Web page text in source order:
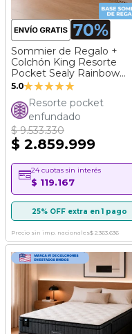
Sommier de Regalo +
Colchón King Resorte
Pocket Sealy Rainbow
(180x200)
5.0Valoración:
100%
Resorte pocket
enfundado
$ 9.533.330
$ 2.859.999
24 cuotas sin interés
$ 119.167
25% OFF extra en 1 pago
Precio sin imp. nacionales$ 2.363.636